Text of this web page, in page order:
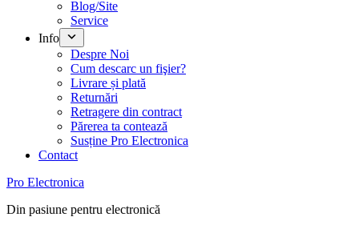
Blog/Site
Service
Info
Despre Noi
Cum descarc un fişier?
Livrare și plată
Returnări
Retragere din contract
Părerea ta contează
Susține Pro Electronica
Contact
Pro Electronica
Din pasiune pentru electronică